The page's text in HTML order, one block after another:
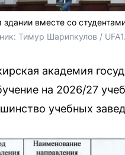
здании вместе со
Тимур Шарипкулов /
академия
на 2026/27
учебных